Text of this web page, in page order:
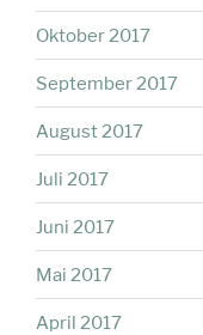
Oktober 2017
September 2017
August 2017
Juli 2017
Juni 2017
Mai 2017
April 2017